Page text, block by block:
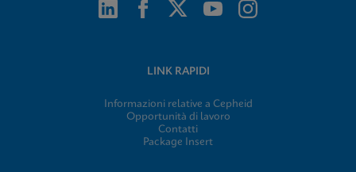
LINK RAPIDI
Informazioni relative a Cepheid
Opportunità di lavoro
Contatti
Package Insert